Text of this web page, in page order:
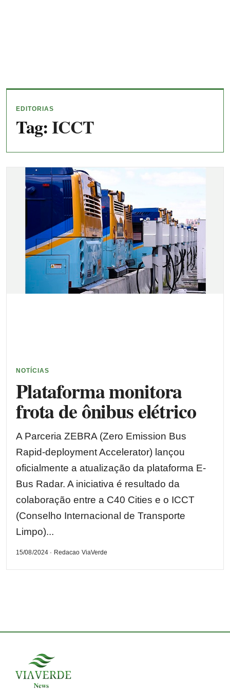
EDITORIAS
Tag:ICCT
NOTÍCIAS
Plataforma monitora
frota de ônibus elétrico
A Parceria ZEBRA (Zero Emission Bus
Rapid-deployment Accelerator) lançou
oficialmente a atualização da plataforma E-
Bus Radar. A iniciativa é resultado da
colaboração entre a C40 Cities e o ICCT
(Conselho Internacional de Transporte
Limpo)...
15/08/2024 · Redacao ViaVerde